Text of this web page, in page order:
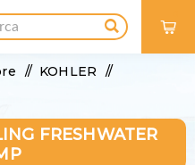
/ KOHLER /
Pump
FRESHWATER